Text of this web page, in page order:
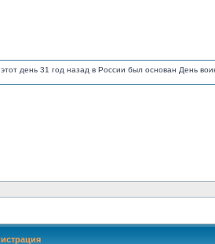
день 31 год назад в России был основан День